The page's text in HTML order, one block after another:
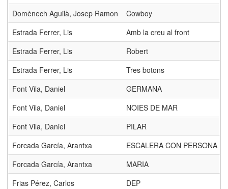
Domènech Aguilà, Josep Ramon
Cowboy
Estrada Ferrer, Lis
Amb la creu al front
Estrada Ferrer, Lis
Robert
Estrada Ferrer, Lis
Tres botons
Font Vila, Daniel
GERMANA
Font Vila, Daniel
NOIES DE MAR
Font Vila, Daniel
PILAR
Forcada García, Arantxa
ESCALERA CON PERSONA
Forcada García, Arantxa
MARIA
Frias Pérez, Carlos
DEP